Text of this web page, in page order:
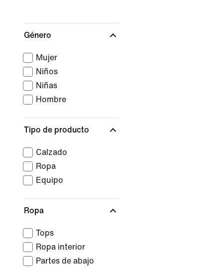
Género
Mujer
Niños
Niñas
Hombre
Tipo de producto
Calzado
Ropa
Equipo
Ropa
Tops
Ropa interior
Partes de abajo